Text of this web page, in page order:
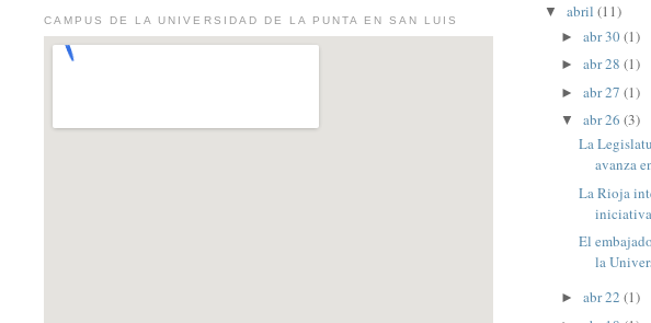
CAMPUS DE LA UNIVERSIDAD DE LA PUNTA EN SAN LUIS
▼ abril (11)
►abr 30(1)
►abr 28(1)
►abr 27(1)
▼abr 26(3)
La
avanza
La Rioja
El
la
►abr 22(1)